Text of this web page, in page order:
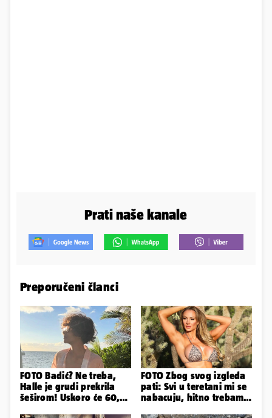
Prati naše kanale
Preporučeni članci
FOTO Badić? Ne treba,
Halle je grudi prekrila
šeširom! Uskoro će 60,
FOTO Zbog svog izgleda
pati: Svi u teretani mi se
nabacuju, hitno trebam